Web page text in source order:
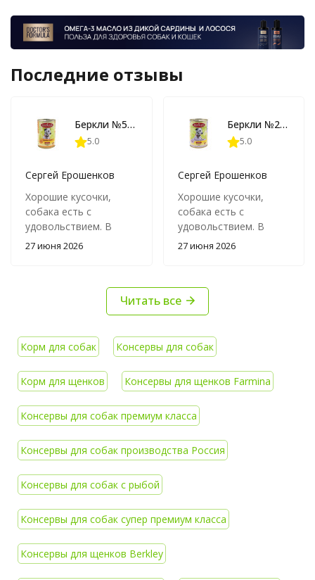
Последние отзывы
Беркли №5 влажный корм для взрослых собак и щенков, индейка с рисом - 400 г x 6 шт
5.0
Сергей Ерошенков
Хорошие кусочки,
собака есть с
удовольствием. В
маленьких банках
есть с маленькой
27 июня 2026
Беркли №2 влажный корм для взрослых собак и щенков, говядина с рисом - 400 г x 6 шт
5.0
Сергей Ерошенков
Хорошие кусочки,
собака есть с
удовольствием. В
маленьких банках
есть с маленькой
мордой :)
27 июня 2026
Читать все
Корм для собак Консервы для собак
Корм для щенков Консервы для щенков Farmina
Консервы для собак премиум класса
Консервы для собак производства Россия
Консервы для собак с рыбой
Консервы для собак супер премиум класса
Консервы для щенков Berkley